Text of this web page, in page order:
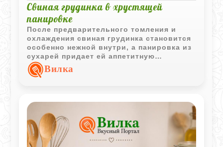
Свиная грудинка в хрустящей
панировке
После предварительного томления и
охлаждения свиная грудинка становится
особенно нежной внутри, а панировка из
сухарей придает ей аппетитную
хрустящую корочку. Блюдо получается
сытным и очень ароматным.
Вилка